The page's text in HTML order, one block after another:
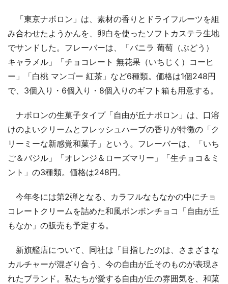
「東京ナボロン」は、素材の香りとドライフルーツを組
み合わせたようかんを、卵白を使ったソフトカステラ生地
でサンドした。フレーバーは、「バニラ 葡萄（ぶどう）
キャラメル」「チョコレート 無花果（いちじく）コーヒ
ー」「白桃 マンゴー 紅茶」など6種類。価格は1個248円
で、3個入り・6個入り・8個入りのギフト箱も用意する。
ナボロンの生菓子タイプ「自由が丘ナボロン」は、口溶
けのよいクリームとフレッシュハーブの香りが特徴の「ク
リーミーな新感覚和菓子」という。フレーバーは、「いち
ご＆バジル」「オレンジ＆ローズマリー」「生チョコ＆ミ
ント」の3種類。価格は248円。
今年冬には第2弾となる、カラフルなもなかの中にチョ
コレートクリームを詰めた和風ボンボンチョコ「自由が丘
もなか」の販売も予定する。
新旗艦店について、同社は「目指したのは、さまざまな
カルチャーが混ざり合う、今の自由が丘そのものが表現さ
れたブランド。私たちが愛する自由が丘の雰囲気を、和菓